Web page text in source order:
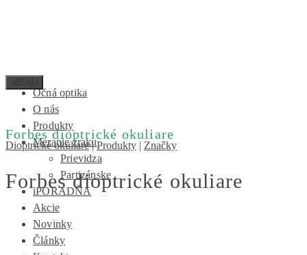
Očná optika
O nás
Produkty
Meranie zraku
Prievidza
Partizánske
iPORADŇA
Akcie
Novinky
Články
Forbes dioptrické okuliare
Dioptrické okuliare|Produkty | Značky
Forbes dioptrické okuliare